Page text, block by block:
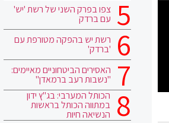
צפו בפרק השני של רשת 'יש'
עם ברדק
רשת יש בהפקה מטורפת עם
'ברדק'
האסירים הביטחוניים מאיימים:
"נשבות רעב ברמאדן"
הכותל המערבי: בג"ץ ידון
במתווה הכותל בראשות
הנשיאה חיות